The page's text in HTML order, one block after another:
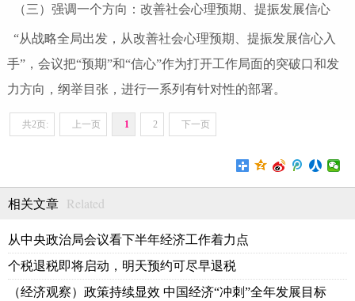
（三）强调一个方向：改善社会心理预期、提振发展信心
“从战略全局出发，从改善社会心理预期、提振发展信心入
手”，会议把“预期”和“信心”作为打开工作局面的突破口和发
力方向，纲举目张，进行一系列有针对性的部署。
共2页: 上一页 1 2 下一页
相关文章 Related
从中央政治局会议看下半年经济工作着力点
个税退税即将启动，明天预约可尽早退税
（经济观察）政策持续显效 中国经济“冲刺”全年发展目标